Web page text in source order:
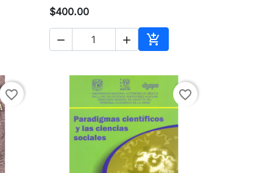
al carrito
$400.00
  
Añadir al carrito
favorite_border favorite_border